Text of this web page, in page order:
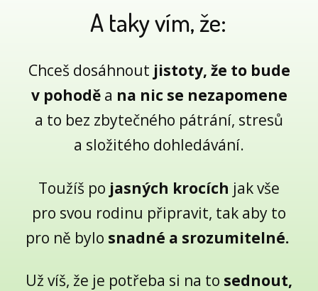
A taky vím, že:
Chceš dosáhnout jistoty, že to bude
v pohoděa na nic se nezapomene
a to bez zbytečného pátrání, stresů
a složitého dohledávání.
Toužíš po jasných krocích jak vše
pro svou rodinu připravit, tak aby to
pro ně bylo snadné a srozumitelné.
Už víš, že je potřeba si na to sednout,